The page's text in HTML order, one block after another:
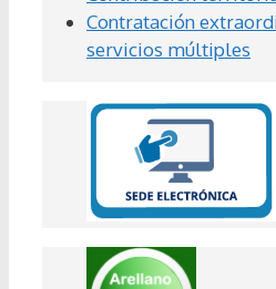
Contratación
servicios múltiples